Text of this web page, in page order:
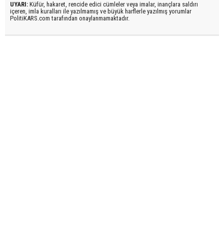
UYARI: Küfür, hakaret, rencide edici cümleler veya imalar, inançlara saldırı
içeren, imla kuralları ile yazılmamış ve büyük harflerle yazılmış yorumlar
PolitiKARS.com tarafından onaylanmamaktadır.